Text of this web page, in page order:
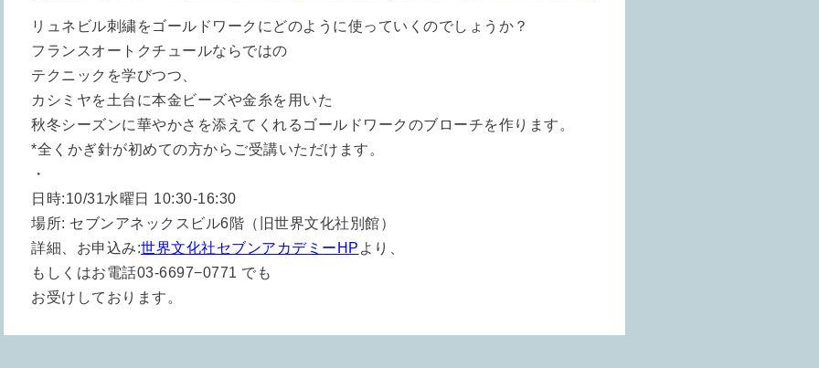
リュネビル刺繍をゴールドワークにどのように使っていくのでしょうか？
フランスオートクチュールならではの
テクニックを学びつつ、
カシミヤを土台に本金ビーズや金糸を用いた
秋冬シーズンに華やかさを添えてくれるゴールドワークのブローチを作ります。
*全くかぎ針が初めての方からご受講いただけます。
・
日時:10/31水曜日 10:30-16:30
場所: セブンアネックスビル6階（旧世界文化社別館）
詳細、お申込み:世界文化社セブンアカデミーHP より、
もしくはお電話03-6697−0771 でも
お受けしております。